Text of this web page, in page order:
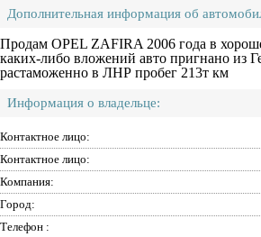
Дополнительная информация об
Продам OPEL ZAFIRA 2006 года в
каких-либо вложений авто пригнано из
растаможенно в ЛНР пробег 213т км
Информация о владельце:
Контактное лицо:
Контактное лицо:
Компания:
Город:
Телефон :